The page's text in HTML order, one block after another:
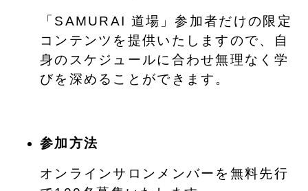
「SAMURAI 道場」参加者だけの限定
コンテンツを提供いたしますので、自
身のスケジュールに合わせ無理なく学
びを深めることができます。
参加方法
オンラインサロンメンバーを無料先行